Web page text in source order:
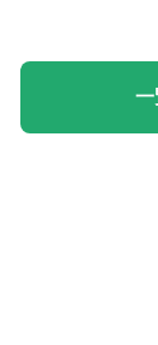
一